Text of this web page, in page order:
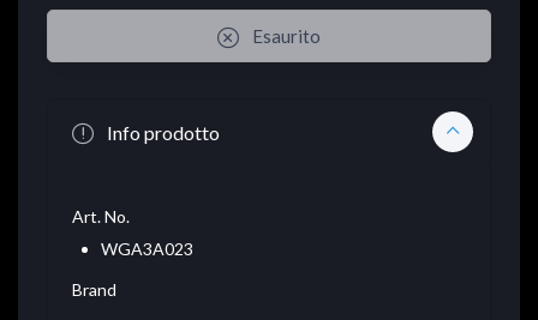
Esaurito
Info prodotto
Art. No.
WGA3A023
Brand